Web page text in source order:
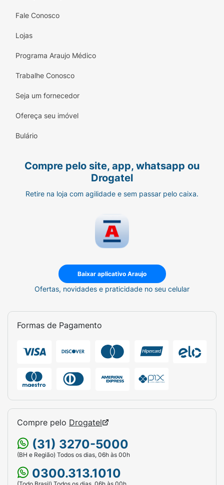
Fale Conosco
Lojas
Programa Araujo Médico
Trabalhe Conosco
Seja um fornecedor
Ofereça seu imóvel
Bulário
Compre pelo site, app, whatsapp ou
Drogatel
Retire na loja com agilidade e sem passar pelo caixa.
Baixar aplicativo Araujo
Ofertas, novidades e praticidade no seu celular
Formas de Pagamento
Compre pelo Drogatel
(31) 3270-5000
(BH e Região) Todos os dias, 06h às 00h
0300.313.1010